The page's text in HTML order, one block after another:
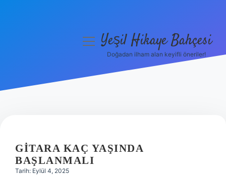
Hakkımızda
menüyüYeşil Hikaye Bahçesi
Doğadan ilham alan keyifli öneriler!
GITARA KAÇ YAŞINDA
BAŞLANMALI
Tarih: Eylül 4, 2025